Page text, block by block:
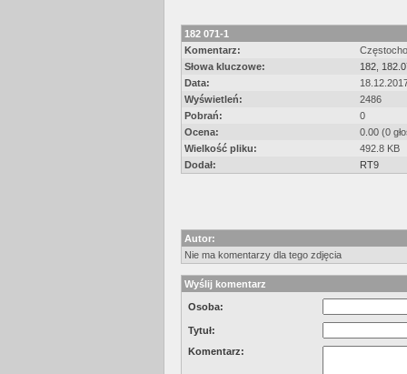
182 071-1
Komentarz:
Słowa kluczowe:
182
Data:
Wyświetleń:
2486
Pobrań:
0
Ocena:
0.00 (0
Wielkość pliku:
492.8 KB
Dodał:
RT9
Autor:
Nie ma komentarzy dla tego zdjęcia
Wyślij komentarz
Osoba:
Tytuł:
Komentarz: